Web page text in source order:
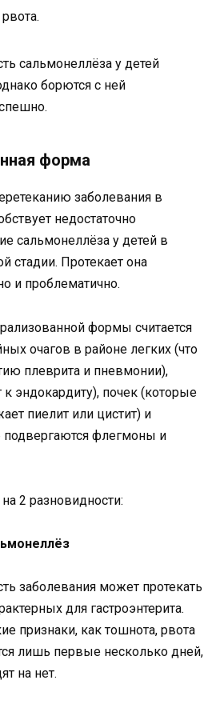
сальмонеллёза у детей
борются с ней
форма
заболевания в
недостаточно
сальмонеллёза у детей в
стадии. Протекает она
и проблематично.
формы считается
очагов в районе легких (что
плеврита и пневмонии),
эндокардиту), почек (которые
пиелит или цистит) и
флегмоны и
2 разновидности:
заболевания может протекать
для гастроэнтерита.
признаки, как тошнота, рвота
лишь первые несколько дней,
на нет.